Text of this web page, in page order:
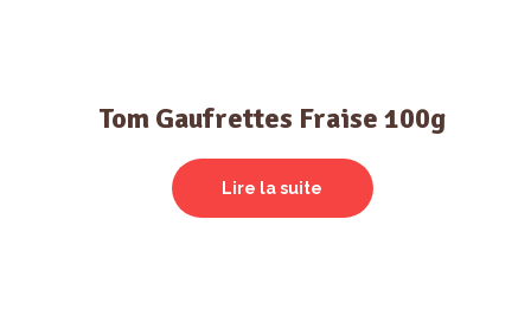
Tom Gaufrettes Fraise 100g
Lire la suite